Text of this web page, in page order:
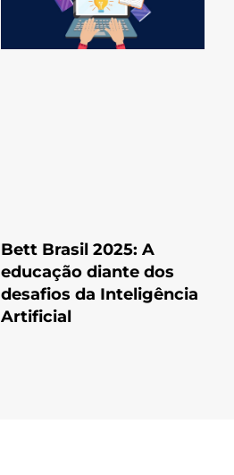
Bett Brasil 2025: A
educação diante dos
desafios da Inteligência
Artificial